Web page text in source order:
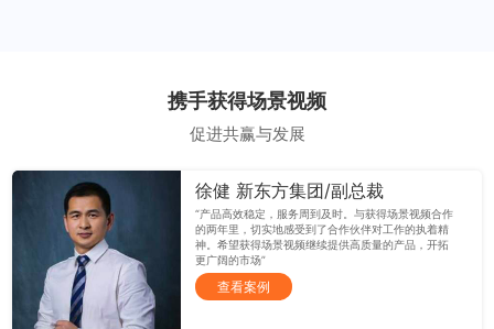
携手获得场景视频
促进共赢与发展
徐健 新东方集团/副总裁
“产品高效稳定，服务周到及时。与获得场景视频合作
的两年里，切实地感受到了合作伙伴对工作的执着精
神。希望获得场景视频继续提供高质量的产品，开拓
更广阔的市场”
查看案例